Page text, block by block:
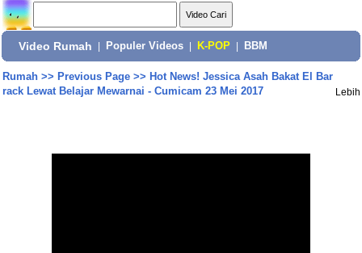
Video Rumah Populer Videos K-POP BBM
Rumah>> Previous Page>> Hot News! Jessica Asah Bakat El Bar
rack Lewat Belajar Mewarnai - Cumicam 23 Mei 2017
Lebih